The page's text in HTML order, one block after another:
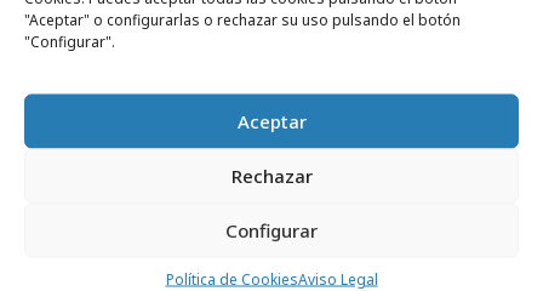
"Aceptar" o configurarlas o rechazar su uso pulsando el botón
"Configurar".
Aceptar
Rechazar
Configurar
Política de CookiesAviso Legal
PAÍS, estoy segura de que la dirección de Jan,
innovación, mantendrá lo mejor de nuestra
historia, consolidará nuestro propósito y
afrontará la inestabilidad geopolítica y los
para nuestros suscriptores y nuestros
lectores, y para esas nuevas audiencias que